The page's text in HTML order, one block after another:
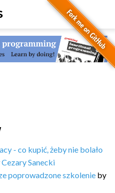
- co kupić, żeby nie bolało
Cezary Sanecki
poprowadzone szkolenie by